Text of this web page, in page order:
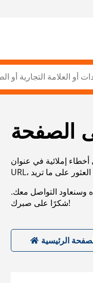
الصفحة
إملائية في عنوان
وسنعاود التواصل معك.
شكرًا على صبرك!
الرئيسية